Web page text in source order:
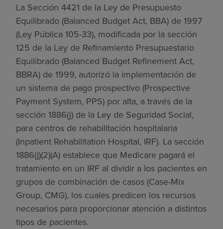
La Sección 4421 de la Ley de Presupuesto
Equilibrado (Balanced Budget Act, BBA) de 1997
(Ley Pública 105-33), modificada por la sección
125 de la Ley de Refinamiento Presupuestario
Equilibrado (Balanced Budget Refinement Act,
BBRA) de 1999, autorizó la implementación de
un sistema de pago prospectivo (Prospective
Payment System, PPS) por alta, a través de la
sección 1886(j) de la Ley de Seguridad Social,
para centros de rehabilitación hospitalaria
(Inpatient Rehabilitation Hospital, IRF). La sección
1886(j)(2)(A) establece que Medicare pagará el
tratamiento en un IRF al dividir a los pacientes en
grupos de combinación de casos (Case-Mix
Group, CMG), los cuales predicen los recursos
necesarios para proporcionar atención a distintos
tipos de pacientes.